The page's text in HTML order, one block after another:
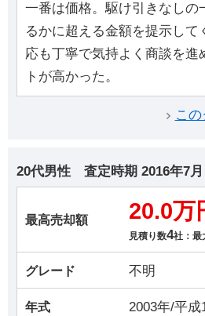
一番は価格。駆け引きなしの
るかに超える金額を提示して
応も丁寧で気持よく商談を進
トが高かった。
こ
20代男性 査定時期 2016年7月
最高売却額 20.0万
見積り数4社：最
グレード 不明
年式 2003年/平成